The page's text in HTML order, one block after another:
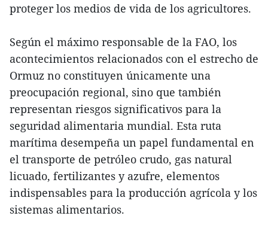
proteger los medios de vida de los agricultores.
Según el máximo responsable de la FAO, los
acontecimientos relacionados con el estrecho de
Ormuz no constituyen únicamente una
preocupación regional, sino que también
representan riesgos significativos para la
seguridad alimentaria mundial. Esta ruta
marítima desempeña un papel fundamental en
el transporte de petróleo crudo, gas natural
licuado, fertilizantes y azufre, elementos
indispensables para la producción agrícola y los
sistemas alimentarios.